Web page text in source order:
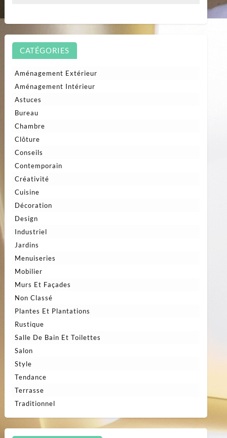
CATÉGORIES
Aménagement Extérieur
Aménagement Intérieur
Astuces
Bureau
Chambre
Clôture
Conseils
Contemporain
Créativité
Cuisine
Décoration
Design
Industriel
Jardins
Menuiseries
Mobilier
Murs Et Façades
Non Classé
Plantes Et Plantations
Rustique
Salle De Bain Et Toilettes
Salon
Style
Tendance
Terrasse
Traditionnel